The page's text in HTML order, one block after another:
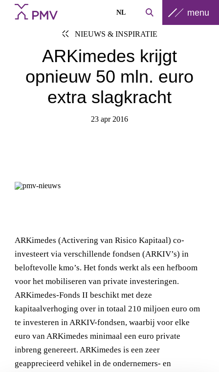
NL menu
NIEUWS & INSPIRATIE
ARKimedes krijgt
opnieuw 50 mln. euro
extra slagkracht
23 apr 2016
ARKimedes (Activering van Risico Kapitaal) co-
investeert via verschillende fondsen (ARKIV’s) in
beloftevolle kmo’s. Het fonds werkt als een hefboom
voor het mobiliseren van private investeringen.
ARKimedes-Fonds II beschikt met deze
kapitaalverhoging over in totaal 210 miljoen euro om
te investeren in ARKIV-fondsen, waarbij voor elke
euro van ARKimedes minimaal een euro private
inbreng genereert. ARKimedes is een zeer
geapprecieerd vehikel in de ondernemers- en